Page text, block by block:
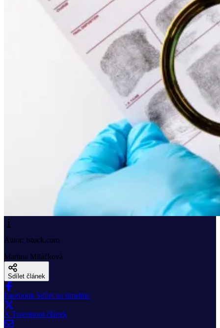
Autor: istock.com
Martina Miláčková
Sdílet článek
Facebook Sdílet na timeline
X Tweetnout článek